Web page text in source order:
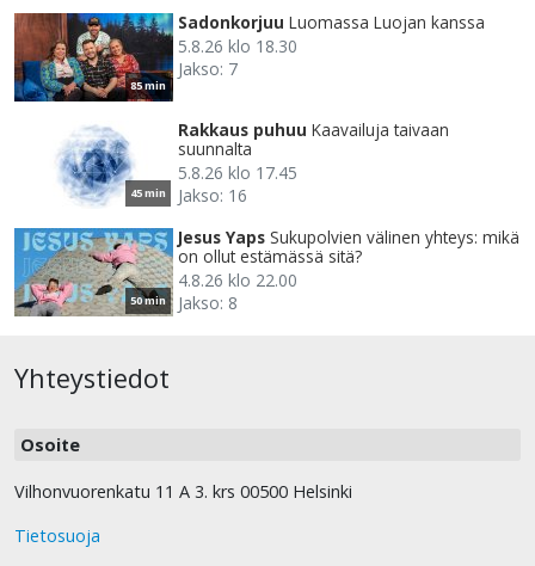
85 min
Sadonkorjuu Luomassa Luojan kanssa
5.8.26 klo 18.30
Jakso: 7
45 min
Rakkaus puhuu Kaavailuja taivaan
suunnalta
5.8.26 klo 17.45
Jakso: 16
50 min
Jesus Yaps Sukupolvien välinen yhteys: mikä
on ollut estämässä sitä?
4.8.26 klo 22.00
Jakso: 8
Yhteystiedot
Osoite
Vilhonvuorenkatu 11 A 3. krs 00500 Helsinki
Tietosuoja